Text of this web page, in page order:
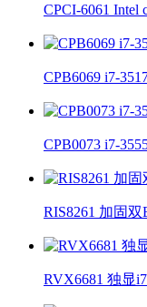
CPCI-6061 Intel
CPB6069 i7-
CPB0073 i7-
RIS8261 加固
RVX6681 独显